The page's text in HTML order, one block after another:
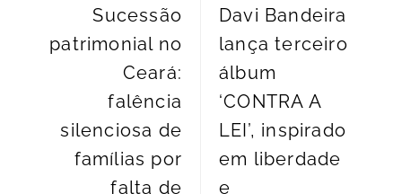
Sucessão
patrimonial no
Ceará:
falência
silenciosa de
famílias por
falta de
Davi Bandeira
lança terceiro
álbum
‘CONTRA A
LEI’, inspirado
em liberdade
e